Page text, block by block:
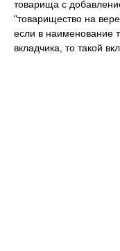
товарища с
"товарищество на
если в наименование
вкладчика, то такой